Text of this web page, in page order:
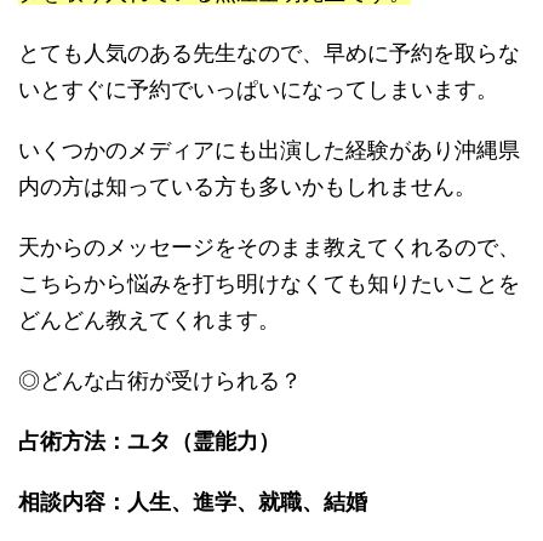
とても人気のある先生なので、 早めに予約を取らな
いとすぐに予約でいっぱいになってしまいます。
いくつかのメディアにも出演した経験があり沖縄県
内の方は知っている方も多いかもしれません。
天からのメッセージをそのまま教えてくれるので、
こちらから悩みを打ち明けなくても知りたいことを
どんどん教えて くれます。
◎どんな占術が受けられる？
占術方法：ユタ（霊能力）
相談内容：人生、進学、就職、結婚